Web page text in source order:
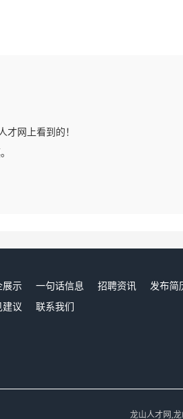
才网上看到的！
展示 一句话信息 招聘资讯 发布简
建议 联系我们
龙山人才网,